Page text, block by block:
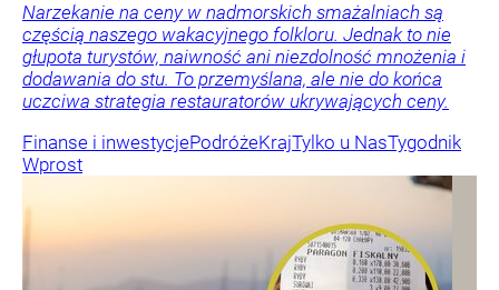
Narzekanie na ceny w nadmorskich smażalniach są
częścią naszego wakacyjnego folkloru. Jednak to nie
głupota turystów, naiwność ani niezdolność mnożenia i
dodawania do stu. To przemyślana, ale nie do końca
uczciwa strategia restauratorów ukrywających ceny.
Finanse i inwestycjePodróżeKrajTylko u NasTygodnik
Wprost